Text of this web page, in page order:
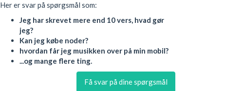
Her er svar på spørgsmål som:
Jeg har skrevet mere end 10 vers, hvad gør
jeg?
Kan jeg købe noder?
hvordan får jeg musikken over på min mobil?
...og mange flere ting.
Få svar på dine spørgsmål